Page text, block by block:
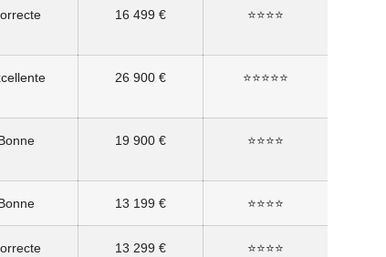
16 499 € ⭐⭐⭐⭐
26 900 € ⭐⭐⭐⭐⭐
19 900 € ⭐⭐⭐⭐
13 199 € ⭐⭐⭐⭐
13 299 € ⭐⭐⭐⭐